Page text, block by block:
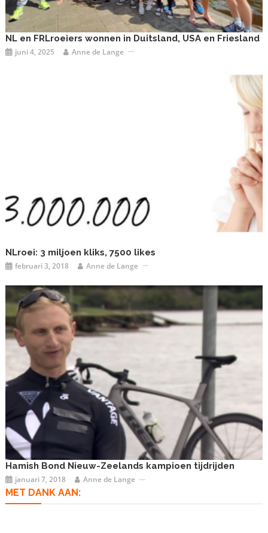
NL en FRLroeiers wonnen in Duitsland, USA en Friesland
juni 4, 2025 Anne de Lange
NLroei: 3 miljoen kliks, 7500 likes
februari 3, 2018 Anne de Lange
Hamish Bond Nieuw-Zeelands kampioen tijdrijden
januari 7, 2018 Anne de Lange
MET DANK AAN: